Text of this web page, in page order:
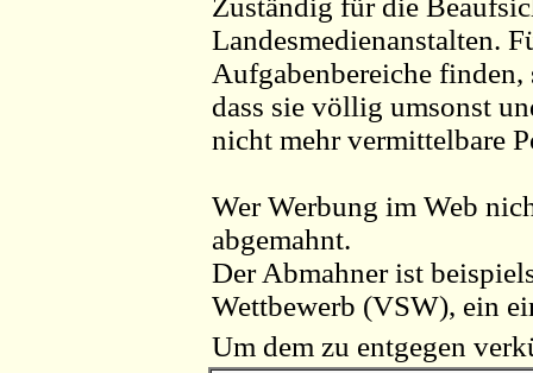
Zuständig für die
Landesmedienanstalten.
Aufgabenbereiche
dass sie völlig umsonst
nicht mehr vermittelbare
Wer Werbung im Web
abgemahnt.
Der Abmahner ist
Wettbewerb (VSW), ein
Um dem zu entgegen